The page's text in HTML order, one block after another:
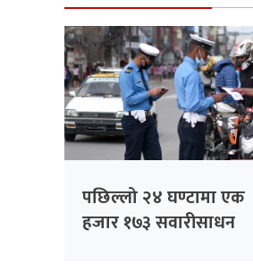
पछिल्लो २४ घण्टामा एक
हजार १७३ सवारीसाधन